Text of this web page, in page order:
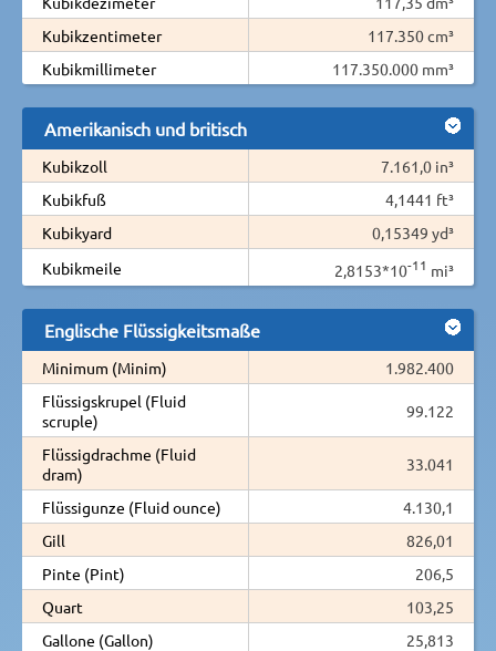
Kubikzentimeter
117.350 cm³
Kubikmillimeter
117.350.000 mm³
Amerikanisch und britisch
Kubikzoll
7.161,0 in³
Kubikfuß
4,1441 ft³
Kubikyard
0,15349 yd³
Kubikmeile
2,8153*10-11 mi³
Englische Flüssigkeitsmaße
Minimum (Minim)
1.982.400
Flüssigskrupel (Fluid
scruple)
99.122
Flüssigdrachme (Fluid
dram)
33.041
Flüssigunze (Fluid ounce)
4.130,1
Gill
826,01
Pinte (Pint)
206,5
Quart
103,25
Gallone (Gallon)
25,813